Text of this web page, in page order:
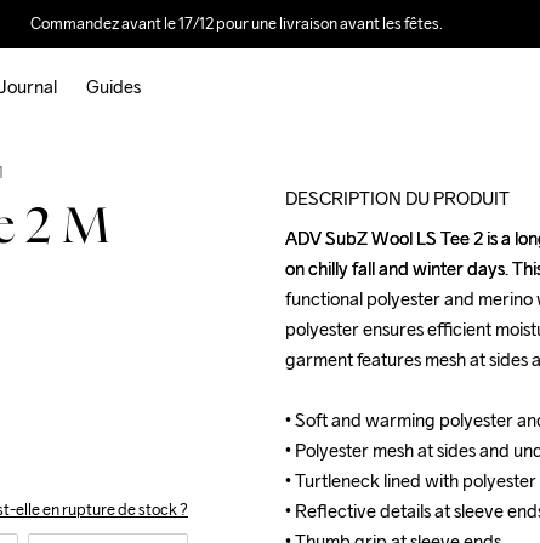
Commandez avant le 17/12 pour une livraison avant les fêtes.
Guides
2 M
elle en rupture de stock ?
DESCRIPTION DU PRODUIT
ADV SubZ Wool LS Tee 2 is a
on chilly fall and winter days.
functional polyester and merino
polyester ensures efficient
garment features mesh at sides
• Soft and warming polyester
• Polyester mesh at sides and
• Turtleneck lined with
• Reflective details at sleeve
ADV SubZ Wool LS Tee 2 is a
on chilly fall and winter days.
functional polyester and merino
polyester ensures efficient
garment features mesh at sides
• Soft and warming polyester
• Polyester mesh at sides and
• Turtleneck lined with
• Reflective details at sleeve